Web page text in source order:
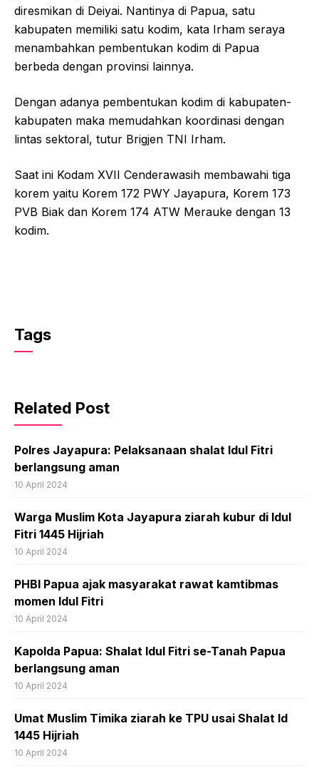
diresmikan di Deiyai. Nantinya di Papua, satu
kabupaten memiliki satu kodim, kata Irham seraya
menambahkan pembentukan kodim di Papua
berbeda dengan provinsi lainnya.
Dengan adanya pembentukan kodim di kabupaten-
kabupaten maka memudahkan koordinasi dengan
lintas sektoral, tutur Brigjen TNI Irham.
Saat ini Kodam XVII Cenderawasih membawahi tiga
korem yaitu Korem 172 PWY Jayapura, Korem 173
PVB Biak dan Korem 174 ATW Merauke dengan 13
kodim.
Tags
Related Post
Polres Jayapura: Pelaksanaan shalat Idul Fitri
berlangsung aman
10 April 2024
Warga Muslim Kota Jayapura ziarah kubur di Idul
Fitri 1445 Hijriah
10 April 2024
PHBI Papua ajak masyarakat rawat kamtibmas
momen Idul Fitri
10 April 2024
Kapolda Papua: Shalat Idul Fitri se-Tanah Papua
berlangsung aman
10 April 2024
Umat Muslim Timika ziarah ke TPU usai Shalat Id
1445 Hijriah
10 April 2024